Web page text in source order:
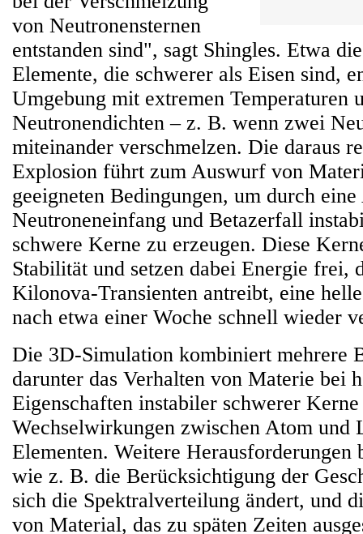
von Neutronensternen
entstanden sind", sagt Shingles. Etwa
Elemente, die schwerer als Eisen sind,
Umgebung mit extremen Temperaturen
Neutronendichten – z. B. wenn zwei
miteinander verschmelzen. Die daraus
Explosion führt zum Auswurf von
geeigneten Bedingungen, um durch
Neutroneneinfang und Betazerfall
schwere Kerne zu erzeugen. Diese
Stabilität und setzen dabei Energie frei,
Kilonova-Transienten antreibt, eine
nach etwa einer Woche schnell wieder
Die 3D-Simulation kombiniert mehrere
darunter das Verhalten von Materie bei
Eigenschaften instabiler schwerer
Wechselwirkungen zwischen Atom und
Elementen. Weitere Herausforderungen
wie z. B. die Berücksichtigung der
sich die Spektralverteilung ändert, und
von Material, das zu späten Zeiten